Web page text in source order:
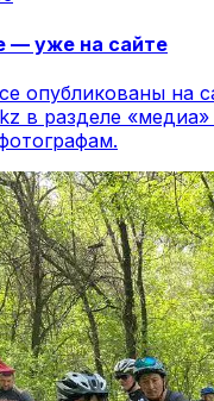
— уже на сайте
опубликованы на
в разделе